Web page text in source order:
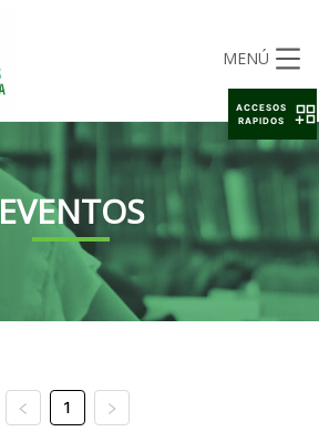
MENÚ
EVENTOS
1
ACCESOS
RAPIDOS